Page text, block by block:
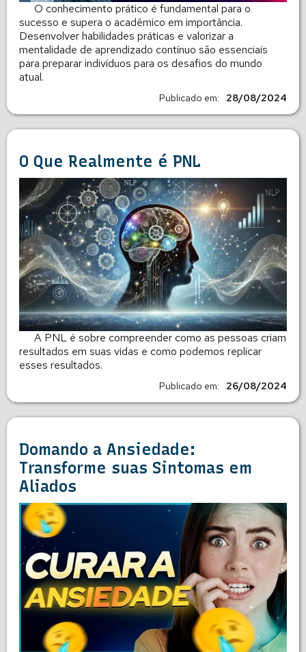
O conhecimento prático é fundamental para o
sucesso e supera o acadêmico em importância.
Desenvolver habilidades práticas e valorizar a
mentalidade de aprendizado contínuo são essenciais
para preparar indivíduos para os desafios do mundo
atual.
Publicado em: 28/08/2024
O Que Realmente é PNL
A PNL é sobre compreender como as pessoas criam
resultados em suas vidas e como podemos replicar
esses resultados.
Publicado em: 26/08/2024
Domando a Ansiedade:
Transforme suas Sintomas em
Aliados